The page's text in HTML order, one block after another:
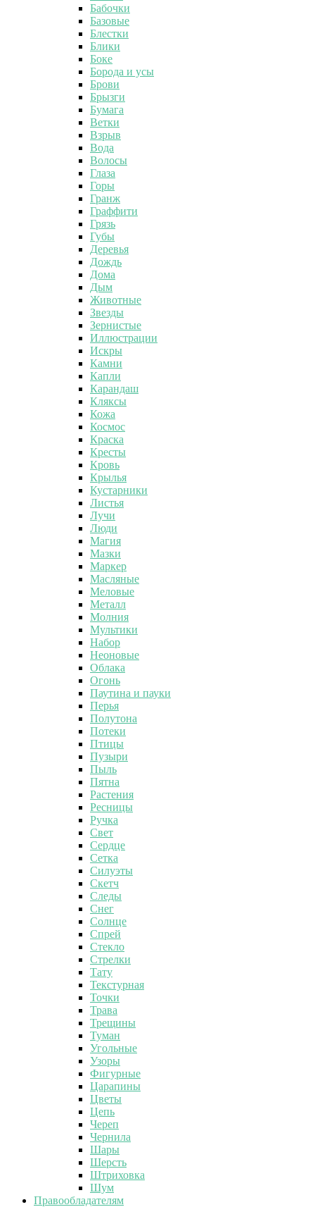
Бабочки
Базовые
Блестки
Блики
Боке
Борода и усы
Брови
Брызги
Бумага
Ветки
Взрыв
Вода
Волосы
Глаза
Горы
Гранж
Граффити
Грязь
Губы
Деревья
Дождь
Дома
Дым
Животные
Звезды
Зернистые
Иллюстрации
Искры
Камни
Капли
Карандаш
Кляксы
Кожа
Космос
Краска
Кресты
Кровь
Крылья
Кустарники
Листья
Лучи
Люди
Магия
Мазки
Маркер
Масляные
Меловые
Металл
Молния
Мультики
Набор
Неоновые
Облака
Огонь
Паутина и пауки
Перья
Полутона
Потеки
Птицы
Пузыри
Пыль
Пятна
Растения
Ресницы
Ручка
Свет
Сердце
Сетка
Силуэты
Скетч
Следы
Снег
Солнце
Спрей
Стекло
Стрелки
Тату
Текстурная
Точки
Трава
Трещины
Туман
Угольные
Узоры
Фигурные
Царапины
Цветы
Цепь
Череп
Чернила
Шары
Шерсть
Штриховка
Шум
Правообладателям